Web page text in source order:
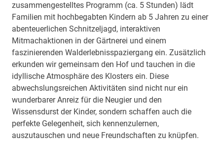
zusammengestelltes Programm (ca. 5 Stunden) lädt
Familien mit hochbegabten Kindern ab 5 Jahren zu einer
abenteuerlichen Schnitzeljagd, interaktiven
Mitmachaktionen in der Gärtnerei und einem
faszinierenden Walderlebnisspaziergang ein. Zusätzlich
erkunden wir gemeinsam den Hof und tauchen in die
idyllische Atmosphäre des Klosters ein. Diese
abwechslungsreichen Aktivitäten sind nicht nur ein
wunderbarer Anreiz für die Neugier und den
Wissensdurst der Kinder, sondern schaffen auch die
perfekte Gelegenheit, sich kennenzulernen,
auszutauschen und neue Freundschaften zu knüpfen.